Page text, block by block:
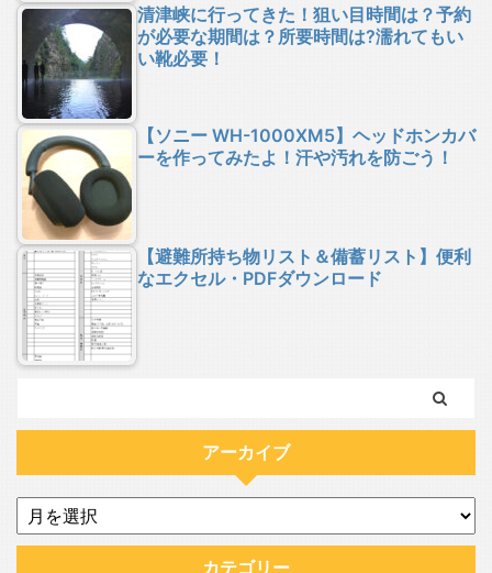
清津峡に行ってきた！狙い目時間は？予約
が必要な期間は？所要時間は?濡れてもい
い靴必要！
【ソニー WH-1000XM5】ヘッドホンカバ
ーを作ってみたよ！汗や汚れを防ごう！
【避難所持ち物リスト＆備蓄リスト】便利
なエクセル・PDFダウンロード
アーカイブ
カテゴリー